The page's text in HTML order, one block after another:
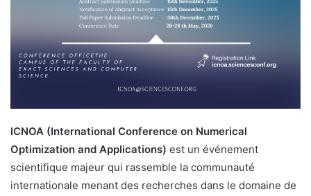
ICNOA (International Conference on Numerical
Optimization and Applications) est un événement
scientifique majeur qui rassemble la communauté
internationale menant des recherches dans le domaine de